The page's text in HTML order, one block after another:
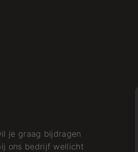
je graag bijdragen
ons bedrijf wellicht